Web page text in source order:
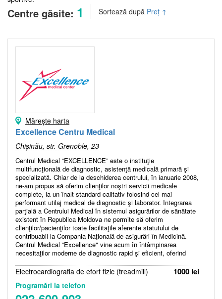
Centre găsite: 1 Sortează după Preț ↑
Mărește harta
Excellence Centru Medical
Chișinău, str. Grenoble, 23
Centrul Medical “EXCELLENCE” este o instituţie
multifuncţională de diagnostic, asistenţă medicală primară şi
specializată. Chiar de la deschiderea centrului, în ianuarie 2008,
ne-am propus să oferim clienţilor noştri servicii medicale
complete, la un înalt standard calitativ folosind cel mai
performant utilaj medical de diagnostic şi laborator. Integrarea
parţială a Centrului Medical în sistemul asigurărilor de sănătate
existent în Republica Moldova ne permite să oferim
clienţilor/pacienţilor toate facilitaţile aferente statutului de
contribuabil la Compania Naţională de asigurări în Medicină.
Centrul Medical “Excellence" vine acum în întâmpinarea
necesitaţilor moderne de diagnostic rapid şi eficient, oferind
standarde europene, prestate de personal medical competent.
Asistenţa medicală în CM “EXCELLENCE” acoperă peste 12
specialităţi medicale, 9 explorări paraclinice şi peste 300 tipuri
de analize de laborator. Misiunea noastră este de a oferi servicii
Electrocardiografia de efort fizic (treadmill) 1000 lei
Programări la telefon